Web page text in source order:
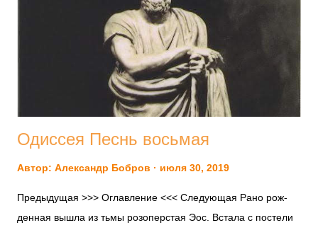
когда, Илион на десятое лето разрушив, В черных судах
аргивяне отплыли к отчизне любезной, В оное время совет
Посейдаон и Феб сотворили[3] Стену разрушить,
могущество рек на нее устремивши Всех, что с Идейских
Одиссея Песнь восьмая
Автор: Александр Бобров июля 30, 2019
Предыдущая >>> Оглавление <<< Следующая Рано рож­
ден­ная вышла из тьмы розо­пер­стая Эос. Вста­ла с посте­ли